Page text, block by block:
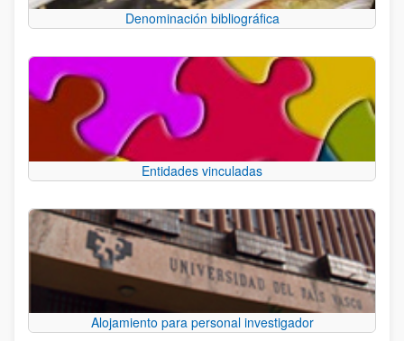
Denominación bibliográfica
Entidades vinculadas
Alojamiento para personal investigador